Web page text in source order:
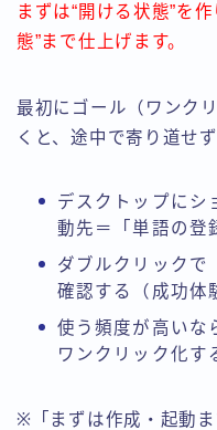
まずは“開ける状態”を
態”まで仕上げます。
最初にゴール（ワンク
くと、途中で寄り道せ
デスクトップにシ
動先＝「単語の登
ダブルクリックで
確認する（成功体
使う頻度が高いな
ワンクリック化す
※「まずは作成・起動